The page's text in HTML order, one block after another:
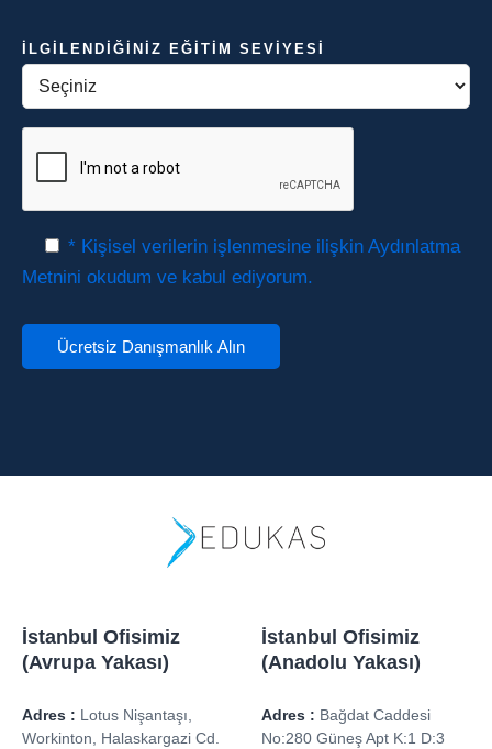
İLGILENDIĞINIZ EĞITIM SEVIYESI
* Kişisel verilerin işlenmesine ilişkin Aydınlatma
Metnini okudum ve kabul ediyorum.
İstanbul Ofisimiz
(Avrupa Yakası)
Adres : Lotus Nişantaşı,
Workinton, Halaskargazi Cd.
İstanbul Ofisimiz
(Anadolu Yakası)
Adres : Bağdat Caddesi
No:280 Güneş Apt K:1 D:3